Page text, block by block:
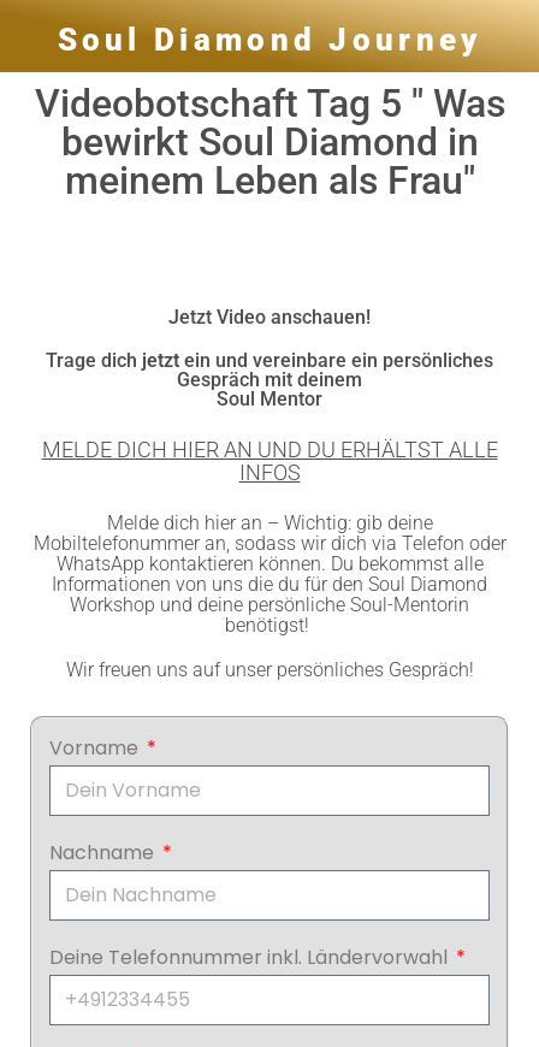
Soul Diamond Journey
Videobotschaft Tag 5 " Was
bewirkt Soul Diamond in
meinem Leben als Frau"
Jetzt Video anschauen!
Trage dich jetzt ein und vereinbare ein persönliches
Gespräch mit deinem
Soul Mentor
MELDE DICH HIER AN UND DU ERHÄLTST ALLE
INFOS
Melde dich hier an – Wichtig: gib deine
Mobiltelefonummer an, sodass wir dich via Telefon oder
WhatsApp kontaktieren können. Du bekommst alle
Informationen von uns die du für den Soul Diamond
Workshop und deine persönliche Soul-Mentorin
benötigst!
Wir freuen uns auf unser persönliches Gespräch!
Vorname
Nachname
Deine Telefonnummer inkl. Ländervorwahl